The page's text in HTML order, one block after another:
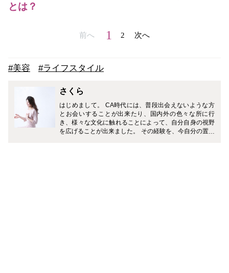
とは？
前へ 1 2 次へ
#美容 #ライフスタイル
さくら
はじめまして。 CA時代には、普段出会えないような方
とお会いすることが出来たり、国内外の色々な所に行
き、様々な文化に触れることによって、自分自身の視野
を広げることが出来ました。 その経験を、今自分の置か